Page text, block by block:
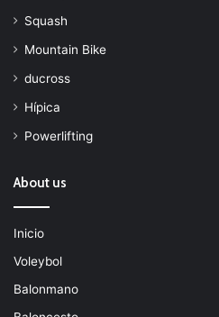
Squash
Mountain Bike
ducross
Hípica
Powerlifting
About us
Inicio
Voleybol
Balonmano